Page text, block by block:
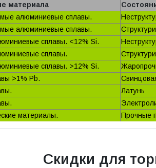
материала
алюминиевые сплавы.
алюминиевые сплавы.
сплавы. <12% Si.
сплавы.
сплавы. >12% Si.
>1% Pb.
Латунь
материалы. Прочные
Скидки для